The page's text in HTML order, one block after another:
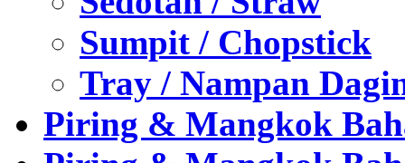
Sumpit / Chopstick
Tray / Nampan
Piring & Mangkok